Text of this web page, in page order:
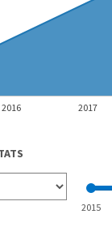
2016 2017
2015